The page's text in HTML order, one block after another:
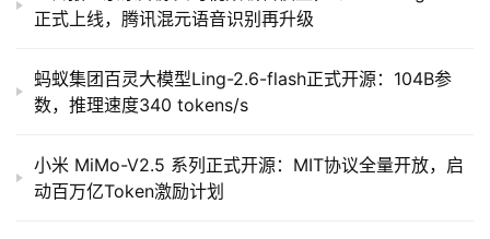
正式上线，腾讯混元语音识别再升级
蚂蚁集团百灵大模型Ling-2.6-flash正式开源：104B参
数，推理速度340 tokens/s
小米 MiMo-V2.5 系列正式开源：MIT协议全量开放，启
动百万亿Token激励计划